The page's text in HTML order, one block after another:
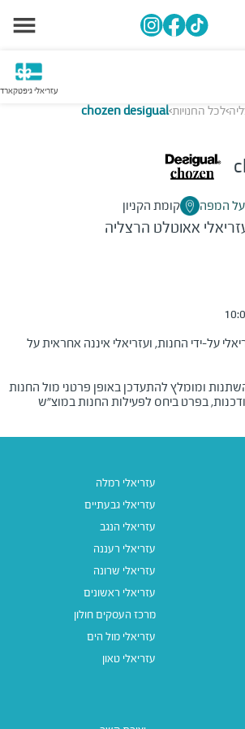
עזריאלי גיפטקארד
>לכל החנויות>
chozen desigual
המפה קומת הקניון
אאוטלט הרצליה
על-ידי החנות, ועזריאלי איננה אחראית על
ומומלץ להתעדכן באופן פרטני מול החנות
בפרט ביחס לפעילות החנות במוצ"ש
עזריאלי רמלה
עזריאלי גבעתיים
עזריאלי הנגב
עזריאלי רעננה
עזריאלי שרונה
עזריאלי ראשונים
מרכז העסקים חולון
עזריאלי מול הים
עזריאלי טאון